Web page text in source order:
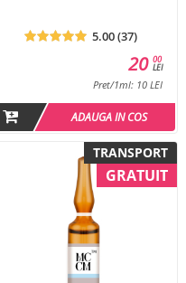
5.00 (37)
00
LEI
20
Pret/1ml: 10 LEI
ADAUGA IN COS
TRANSPORT
GRATUIT